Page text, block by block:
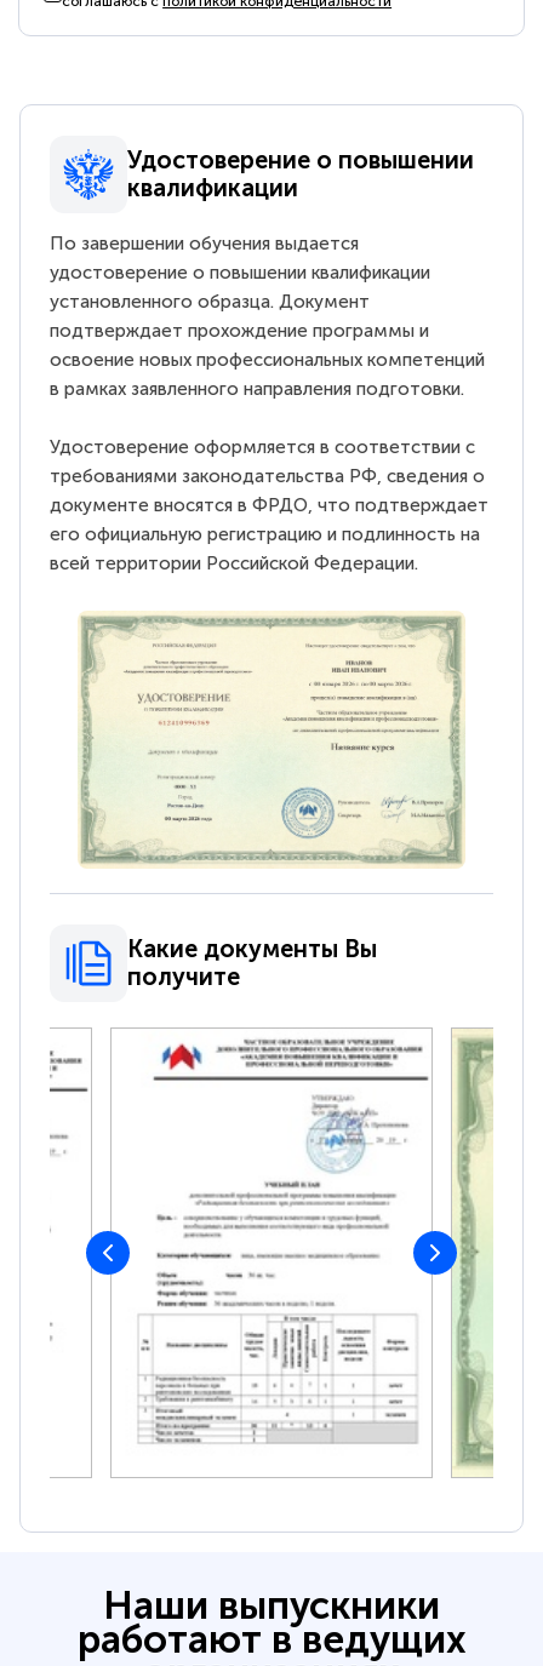
Удостоверение о повышении
квалификации
По завершении обучения выдается
удостоверение о повышении квалификации
установленного образца. Документ
подтверждает прохождение программы и
освоение новых профессиональных компетенций
в рамках заявленного направления подготовки.
Удостоверение оформляется в соответствии с
требованиями законодательства РФ, сведения о
документе вносятся в ФРДО, что подтверждает
его официальную регистрацию и подлинность на
всей территории Российской Федерации.
Какие документы Вы
получите
Наши выпускники
работают в ведущих